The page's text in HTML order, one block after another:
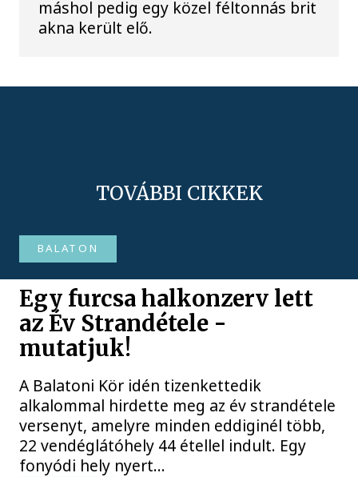
máshol pedig egy közel féltonnás brit
akna került elő.
TOVÁBBI CIKKEK
BALATON
Egy furcsa halkonzerv lett
az Év Strandétele -
mutatjuk!
A Balatoni Kör idén tizenkettedik
alkalommal hirdette meg az év strandétele
versenyt, amelyre minden eddiginél több,
22 vendéglátóhely 44 étellel indult. Egy
fonyódi hely nyert...